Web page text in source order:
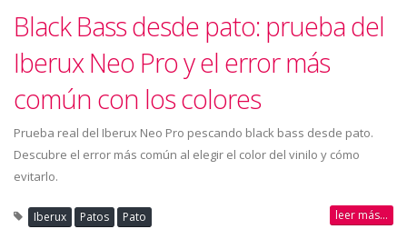
Black Bass desde pato: prueba del
Iberux Neo Pro y el error más
común con los colores
Prueba real del Iberux Neo Pro pescando black bass desde pato.
Descubre el error más común al elegir el color del vinilo y cómo
evitarlo.
Iberux Patos Pato leer más...